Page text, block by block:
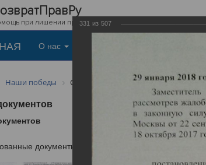
при лишении прав
О нас
Наши победы Сканы документов
документы выигранных дел по возврату прав.
331 из 507